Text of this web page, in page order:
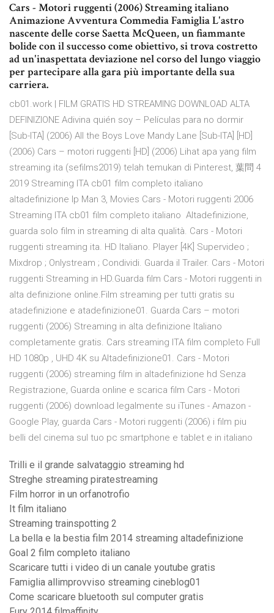
Cars - Motori ruggenti (2006) Streaming italiano
Animazione Avventura Commedia Famiglia L'astro
nascente delle corse Saetta McQueen, un fiammante
bolide con il successo come obiettivo, si trova costretto
ad un'inaspettata deviazione nel corso del lungo viaggio
per partecipare alla gara più importante della sua
carriera.
cb01.work | FILM GRATIS HD STREAMING DOWNLOAD ALTA
DEFINIZIONE Adivina quién soy – Películas para no dormir
[Sub-ITA] (2006) All the Boys Love Mandy Lane [Sub-ITA] [HD]
(2006) Cars – motori ruggenti [HD] (2006) Lihat apa yang film
streaming ita (sefilms2019) telah temukan di Pinterest, 葉問 4
2019 Streaming ITA cb01 film completo italiano
altadefinizione Ip Man 3, Movies Cars - Motori ruggenti 2006
Streaming ITA cb01 film completo italiano Altadefinizione,
guarda solo film in streaming di alta qualità. Cars - Motori
ruggenti streaming ita. HD Italiano. Player [4K] Supervideo ;
Mixdrop ; Onlystream ; Condividi. Guarda il Trailer. Cars - Motori
ruggenti Streaming in HD.Guarda film Cars - Motori ruggenti in
alta definizione online.Film streaming per tutti gratis su
atadefinizione e atadefinizione01. Guarda Cars – motori
ruggenti (2006) Streaming in alta definizione Italiano
completamente gratis. Cars streaming ITA film completo Full
HD 1080p , UHD 4K su Altadefinizione01. Cars - Motori
ruggenti (2006) streaming film in altadefinizione hd Senza
Registrazione, Guarda online e scarica film Cars - Motori
ruggenti (2006) download legalmente su iTunes - Amazon -
Google Play, guarda Cars - Motori ruggenti (2006) i film piu
belli del cinema sul tuo pc smartphone e tablet e in italiano
Trilli e il grande salvataggio streaming hd
Streghe streaming piratestreaming
Film horror in un orfanotrofio
It film italiano
Streaming trainspotting 2
La bella e la bestia film 2014 streaming altadefinizione
Goal 2 film completo italiano
Scaricare tutti i video di un canale youtube gratis
Famiglia allimprovviso streaming cineblog01
Come scaricare bluetooth sul computer gratis